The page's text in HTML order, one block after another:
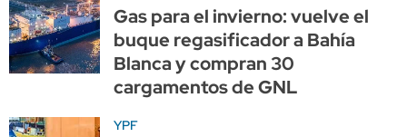
Gas para el invierno: vuelve el
buque regasificador a Bahía
Blanca y compran 30
cargamentos de GNL
YPF